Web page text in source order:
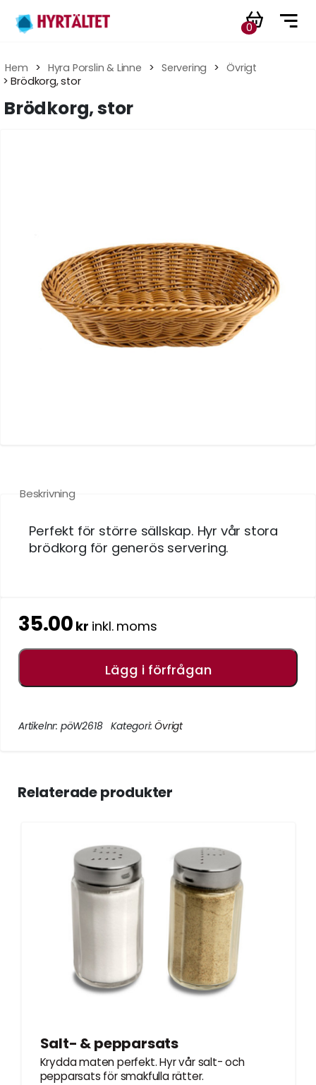
0
Hem > Hyra Porslin & Linne > Servering > Övrigt
> Brödkorg, stor
Brödkorg, stor
Beskrivning
Perfekt för större sällskap. Hyr vår stora
brödkorg för generös servering.
35.00 kr inkl. moms
Lägg i förfrågan
Artikelnr: pöW2618 Kategori:Övrigt
Relaterade produkter
Salt- & pepparsats
Krydda maten perfekt. Hyr vår salt- och
pepparsats för smakfulla rätter.